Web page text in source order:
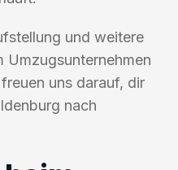
und weitere
Umzugsunternehmen
uns darauf, dir
nach